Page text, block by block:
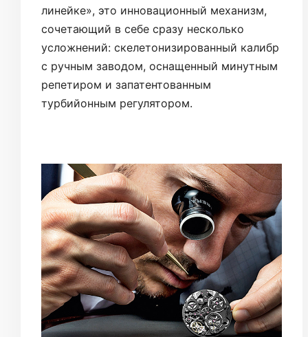
линейке», это инновационный механизм,
сочетающий в себе сразу несколько
усложнений: скелетонизированный калибр
с ручным заводом, оснащенный минутным
репетиром и запатентованным
турбийонным регулятором.